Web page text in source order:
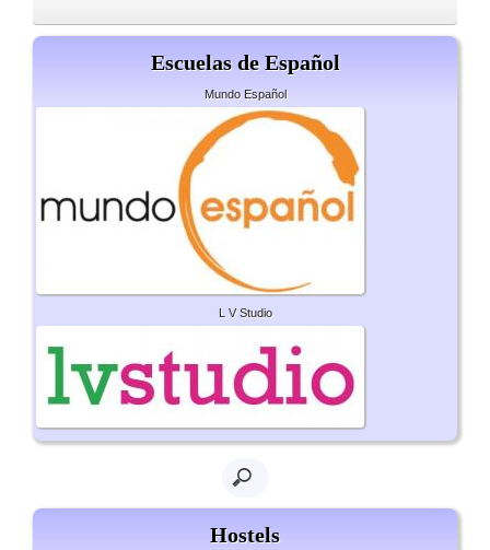
Escuelas de Español
Mundo Español
L V Studio
Hostels